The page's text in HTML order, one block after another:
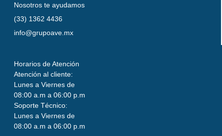
Nosotros te ayudamos
(33) 1362 4436
info@grupoave.mx
Horarios de Atención
Atención al cliente:
Lunes a Viernes de
08:00 a.m a 06:00 p.m
Soporte Técnico:
Lunes a Viernes de
08:00 a.m a 06:00 p.m